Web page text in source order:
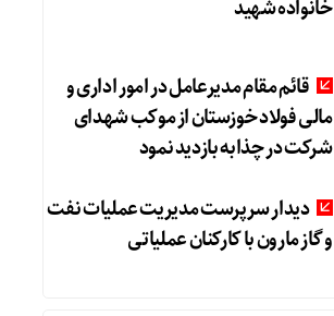
خانواده شهید
قائم مقام مدیرعامل در امور اداری و
مالی فولاد خوزستان از موکب شهدای
شرکت در چذابه بازدید نمود
دیدار سرپرست مدیریت عملیات نفت
و گاز مارون با کارکنان عملیاتی